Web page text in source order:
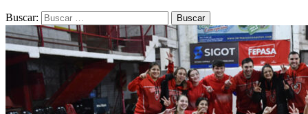
Buscar: